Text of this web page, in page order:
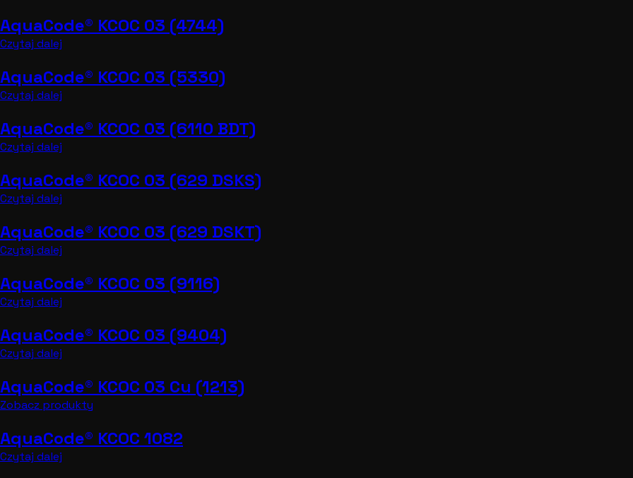
AquaCode® KCOC 03 (4744)
Czytaj dalej
AquaCode® KCOC 03 (5330)
Czytaj dalej
AquaCode® KCOC 03 (6110 BDT)
Czytaj dalej
AquaCode® KCOC 03 (629 DSKS)
Czytaj dalej
AquaCode® KCOC 03 (629 DSKT)
Czytaj dalej
AquaCode® KCOC 03 (9116)
Czytaj dalej
AquaCode® KCOC 03 (9404)
Czytaj dalej
AquaCode® KCOC 03 Cu (1213)
Zobacz produkty
AquaCode® KCOC 1082
Czytaj dalej